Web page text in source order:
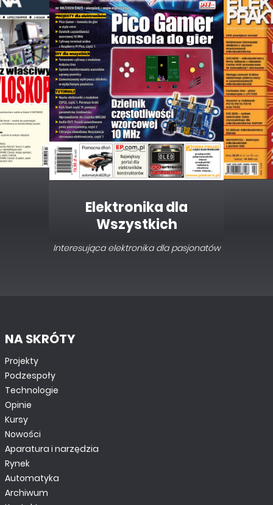
Elektronika dla
Wszystkich
Interesująca elektronika dla pasjonatów
NA SKRÓTY
Projekty
Podzespoły
Technologie
Opinie
Kursy
Nowości
Aparatura i narzędzia
Rynek
Automatyka
Archiwum